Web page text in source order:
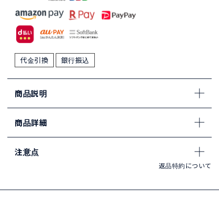
代金引換 銀行振込
商品説明
商品詳細
注意点
返品特約について